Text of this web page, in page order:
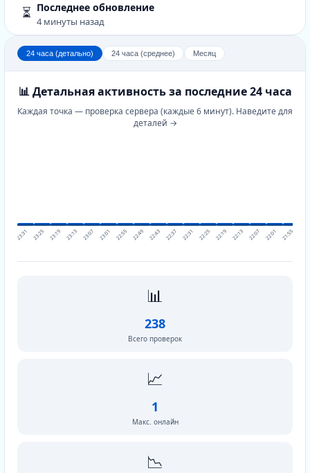
⏳ Последнее обновление
4 минуты назад
24 часа (детально) 24 часа (среднее) Месяц
📊 Детальная активность за последние 24 часа
Каждая точка — проверка сервера (каждые 6 минут). Наведите для
деталей →
23:31 23:25 23:19 23:13 23:07 23:01 22:55 22:49 22:43 22:37 22:31 22:25 22:19 22:13 22:07 22:01 21:55
📊
238
Всего проверок
📈
1
Макс. онлайн
📉